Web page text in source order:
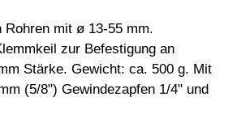
Rohren mit ø 13-55 mm.
zur Befestigung an
Stärke. Gewicht: ca. 500 g. Mit
(5/8") Gewindezapfen 1/4" und